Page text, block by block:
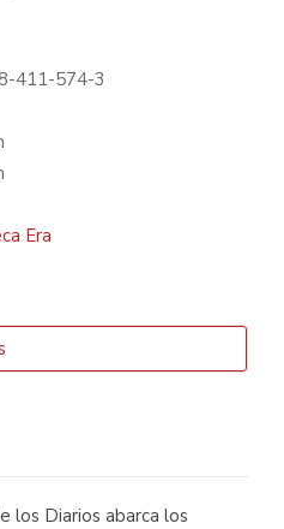
411-574-3
Era
los Diarios abarca los